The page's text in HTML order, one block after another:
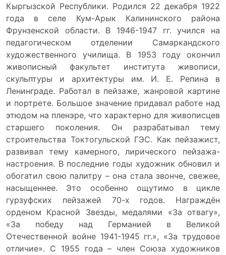
Кыргызской Республики. Родился 22 декабря 1922
года в селе Кум-Арык Калининского района
Фрунзенской области. В 1946-1947 гг. учился на
педагогическом отделении Самаркандского
художественного училища. В 1953 году окончил
живописный факультет института живописи,
скульптуры и архитектуры им. И. Е. Репина в
Ленинграде. Работал в пейзаже, жанровой картине
и портрете. Большое значение придавал работе над
этюдом на пленэре, что характерно для живописцев
старшего поколения. Он разрабатывал тему
строительства Токтогульской ГЭС. Как пейзажист,
развивал тему камерного, лирического пейзажа-
настроения. В последние годы художник обновил и
обогатил свою палитру – она стала звонче, свежее,
насыщеннее. Это особенно ощутимо в цикле
гурзуфских пейзажей 70-х годов. Награждён
орденом Красной Звезды, медалями «За отвагу»,
«За победу над Германией в Великой
Отечественной войне 1941-1945 гг.», «За трудовое
отличие». С 1955 года – член Союза художников